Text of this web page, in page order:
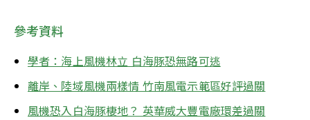
參考資料
學者：海上風機林立 白海豚恐無路可逃
離岸、陸域風機兩樣情 竹南風電示範區好評過關
風機恐入白海豚棲地？ 英華威大豐電廠環差過關